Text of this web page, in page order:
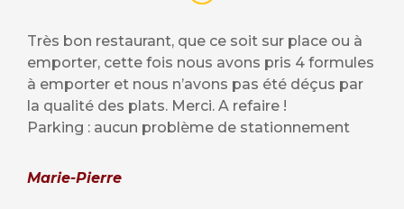
Très bon restaurant, que ce soit sur place ou à
emporter, cette fois nous avons pris 4 formules
à emporter et nous n’avons pas été déçus par
la qualité des plats. Merci. A refaire !
Parking : aucun problème de stationnement
Marie-Pierre